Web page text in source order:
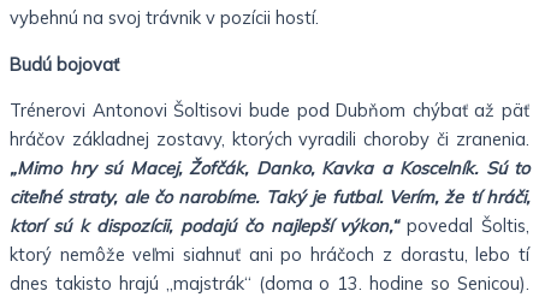
vybehnú na svoj trávnik v pozícii hostí.
Budú bojovať
Trénerovi Antonovi Šoltisovi bude pod Dubňom chýbať až päť
hráčov základnej zostavy, ktorých vyradili choroby či zranenia.
„Mimo hry sú Macej, Žofčák, Danko, Kavka a Koscelník. Sú to
citeľné straty, ale čo narobíme. Taký je futbal. Verím, že tí hráči,
ktorí sú k dispozícii, podajú čo najlepší výkon,“povedal Šoltis,
ktorý nemôže veľmi siahnuť ani po hráčoch z dorastu, lebo tí
dnes takisto hrajú „majstrák“ (doma o 13. hodine so Senicou).